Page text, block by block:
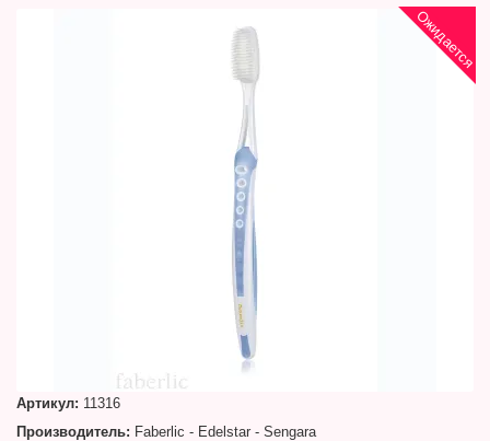
Ожидается
Артикул: 11316
Производитель: Faberlic - Edelstar - Sengara